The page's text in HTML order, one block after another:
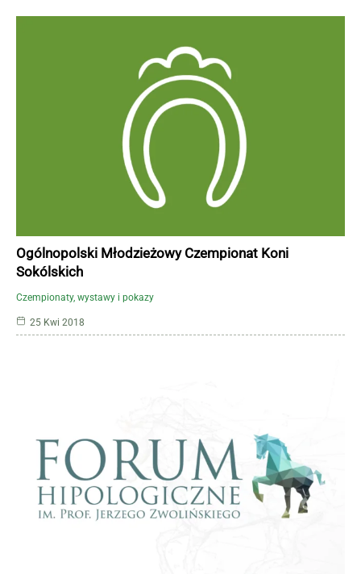
Czempionaty, wystawy i pokazy
Ogólnopolski Młodzieżowy Czempionat Koni
Sokólskich
25 Kwi 2018